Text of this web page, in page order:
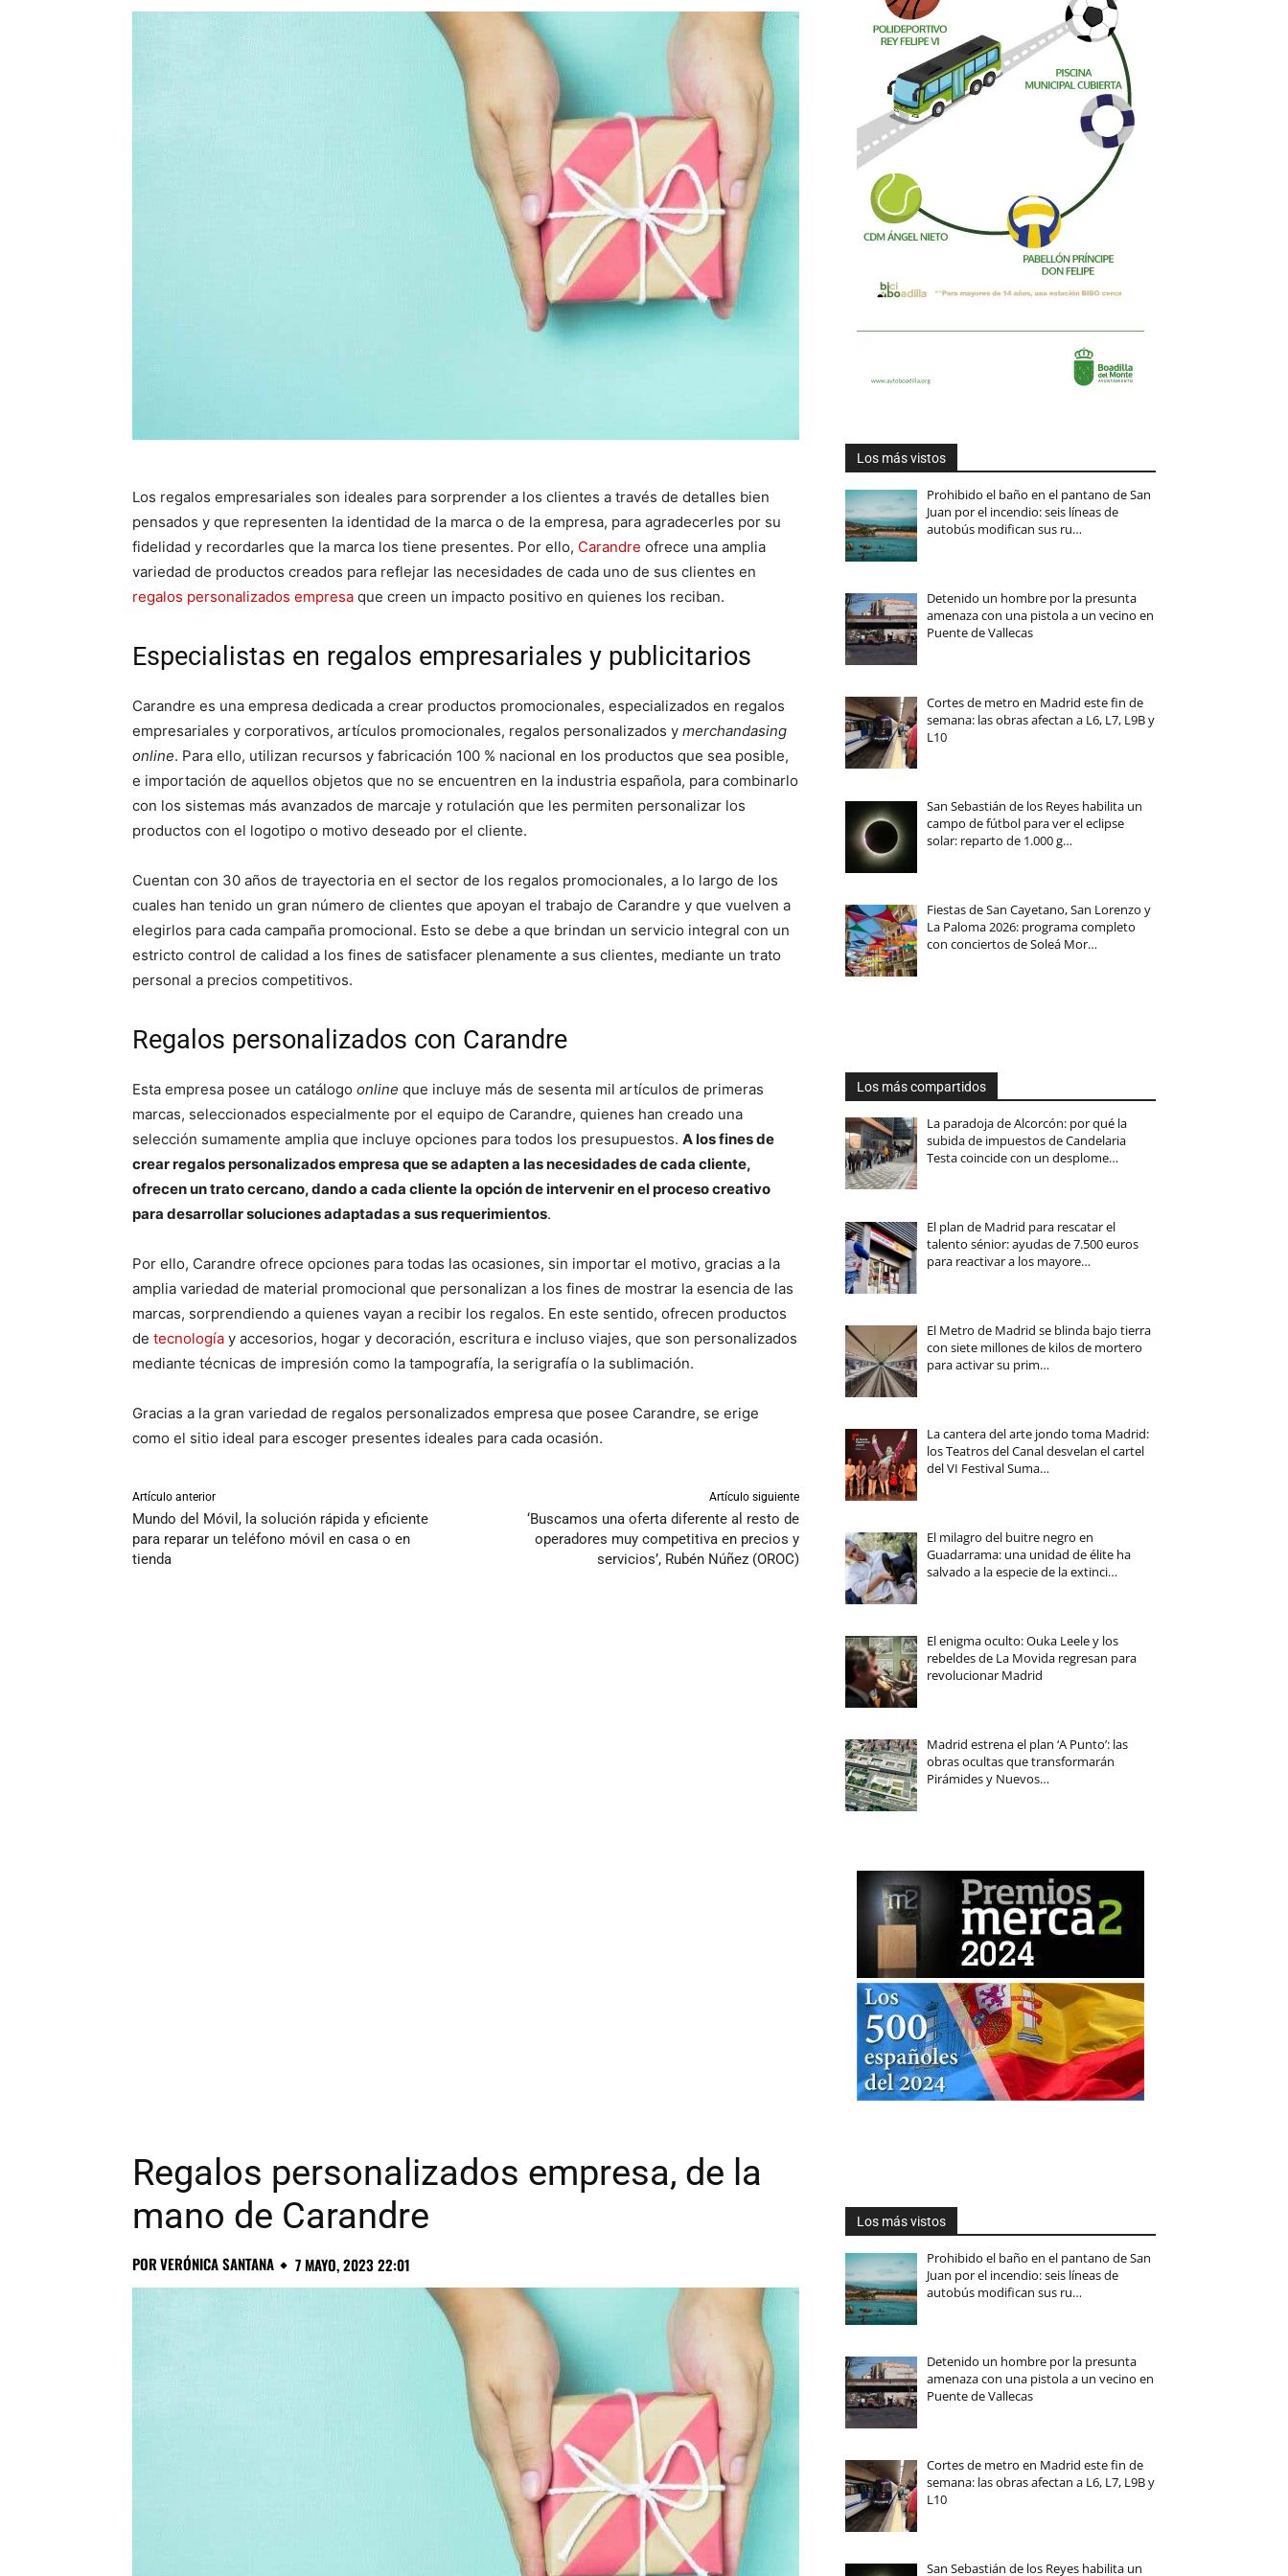
Los regalos empresariales son ideales para sorprender a los clientes a través de detalles bien
pensados y que representen la identidad de la marca o de la empresa, para agradecerles por su
fidelidad y recordarles que la marca los tiene presentes. Por ello, Carandre ofrece una amplia
variedad de productos creados para reflejar las necesidades de cada uno de sus clientes en
regalos personalizados empresa que creen un impacto positivo en quienes los reciban.
Especialistas en regalos empresariales y publicitarios
Carandre es una empresa dedicada a crear productos promocionales, especializados en regalos
empresariales y corporativos, artículos promocionales, regalos personalizados y merchandasing
online. Para ello, utilizan recursos y fabricación 100 % nacional en los productos que sea posible,
e importación de aquellos objetos que no se encuentren en la industria española, para combinarlo
con los sistemas más avanzados de marcaje y rotulación que les permiten personalizar los
productos con el logotipo o motivo deseado por el cliente.
Cuentan con 30 años de trayectoria en el sector de los regalos promocionales, a lo largo de los
cuales han tenido un gran número de clientes que apoyan el trabajo de Carandre y que vuelven a
elegirlos para cada campaña promocional. Esto se debe a que brindan un servicio integral con un
estricto control de calidad a los fines de satisfacer plenamente a sus clientes, mediante un trato
personal a precios competitivos.
Regalos personalizados con Carandre
Esta empresa posee un catálogo online que incluye más de sesenta mil artículos de primeras
marcas, seleccionados especialmente por el equipo de Carandre, quienes han creado una
selección sumamente amplia que incluye opciones para todos los presupuestos. A los fines de
crear regalos personalizados empresa que se adapten a las necesidades de cada cliente,
ofrecen un trato cercano, dando a cada cliente la opción de intervenir en el proceso creativo
para desarrollar soluciones adaptadas a sus requerimientos.
Por ello, Carandre ofrece opciones para todas las ocasiones, sin importar el motivo, gracias a la
amplia variedad de material promocional que personalizan a los fines de mostrar la esencia de las
marcas, sorprendiendo a quienes vayan a recibir los regalos. En este sentido, ofrecen productos
de tecnología y accesorios, hogar y decoración, escritura e incluso viajes, que son personalizados
mediante técnicas de impresión como la tampografía, la serigrafía o la sublimación.
Gracias a la gran variedad de regalos personalizados empresa que posee Carandre, se erige
como el sitio ideal para escoger presentes ideales para cada ocasión.
Artículo anterior
Mundo del Móvil, la solución rápida y eficiente
para reparar un teléfono móvil en casa o en
tienda
Artículo siguiente
‘Buscamos una oferta diferente al resto de
operadores muy competitiva en precios y
servicios’, Rubén Núñez (OROC)
Los más vistos
Prohibido el baño en el pantano de San
Juan por el incendio: seis líneas de
autobús modifican sus ru…
Detenido un hombre por la presunta
amenaza con una pistola a un vecino en
Puente de Vallecas
Cortes de metro en Madrid este fin de
semana: las obras afectan a L6, L7, L9B y
L10
San Sebastián de los Reyes habilita un
campo de fútbol para ver el eclipse
solar: reparto de 1.000 g…
Fiestas de San Cayetano, San Lorenzo y
La Paloma 2026: programa completo
con conciertos de Soleá Mor…
Los más compartidos
La paradoja de Alcorcón: por qué la
subida de impuestos de Candelaria
Testa coincide con un desplome…
El plan de Madrid para rescatar el
talento sénior: ayudas de 7.500 euros
para reactivar a los mayore…
El Metro de Madrid se blinda bajo tierra
con siete millones de kilos de mortero
para activar su prim…
La cantera del arte jondo toma Madrid:
los Teatros del Canal desvelan el cartel
del VI Festival Suma…
El milagro del buitre negro en
Guadarrama: una unidad de élite ha
salvado a la especie de la extinci…
El enigma oculto: Ouka Leele y los
rebeldes de La Movida regresan para
revolucionar Madrid
Madrid estrena el plan ‘A Punto’: las
obras ocultas que transformarán
Pirámides y Nuevos…
Regalos personalizados empresa, de la
mano de Carandre
PORVERÓNICA SANTANA 7 MAYO, 2023 22:01
Los más vistos
Prohibido el baño en el pantano de San
Juan por el incendio: seis líneas de
autobús modifican sus ru…
Detenido un hombre por la presunta
amenaza con una pistola a un vecino en
Puente de Vallecas
Cortes de metro en Madrid este fin de
semana: las obras afectan a L6, L7, L9B y
L10
San Sebastián de los Reyes habilita un